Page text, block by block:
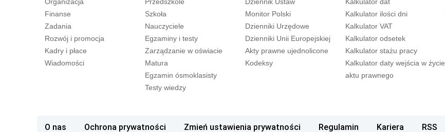
Finanse
Zadania
Rozwój i promocja
Kadry i płace
Wiadomości
Szkoła
Nauczyciele
Egzaminy i testy
Zarządzanie w oświacie
Matura
Egzamin ósmoklasisty
Testy wiedzy
Monitor Polski
Dzienniki Urzędowe
Dzienniki Unii Europejskiej
Akty prawne ujednolicone
Kodeksy
Kalkulator ilości dni
Kalkulator VAT
Kalkulator odsetek
Kalkulator stażu pracy
Kalkulator daty wejścia w życie
aktu prawnego
O nas Ochrona prywatności Zmień ustawienia prywatności Regulamin Kariera RSS